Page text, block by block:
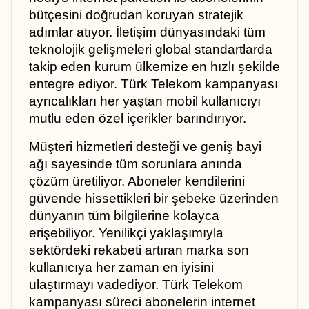
bütçesini doğrudan koruyan stratejik
adımlar atıyor. İletişim dünyasındaki tüm
teknolojik gelişmeleri global standartlarda
takip eden kurum ülkemize en hızlı şekilde
entegre ediyor. Türk Telekom kampanyası
ayrıcalıkları her yaştan mobil kullanıcıyı
mutlu eden özel içerikler barındırıyor.
Müşteri hizmetleri desteği ve geniş bayi
ağı sayesinde tüm sorunlara anında
çözüm üretiliyor. Aboneler kendilerini
güvende hissettikleri bir şebeke üzerinden
dünyanın tüm bilgilerine kolayca
erişebiliyor. Yenilikçi yaklaşımıyla
sektördeki rekabeti artıran marka son
kullanıcıya her zaman en iyisini
ulaştırmayı vadediyor. Türk Telekom
kampanyası süreci abonelerin internet